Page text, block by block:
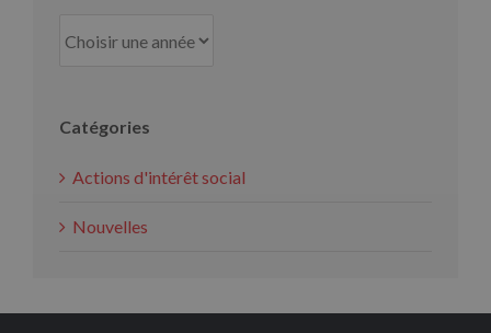
Catégories
Actions d'intérêt social
Nouvelles